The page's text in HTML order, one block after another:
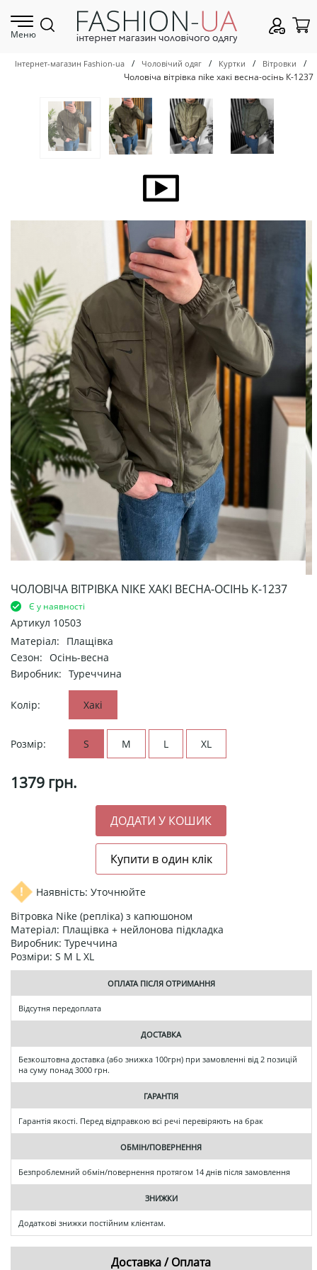
Меню
Інтернет-магазин Fashion-ua / Чоловічий одяг / Куртки / Вітровки
/
Чоловіча вітрівка nike хакі весна-осінь К-1237
ЧОЛОВІЧА ВІТРІВКА NIKE ХАКІ ВЕСНА-ОСІНЬ К-1237
Є у наявності
Артикул 10503
Матеріал:
Плащівка
Сезон: Осінь-весна
Виробник: Туреччина
Колір: Хакі
Розмір: S M L XL
1379 грн.
Наявність: Уточнюйте
Вітровка Nike (репліка) з капюшоном
Матеріал: Плащівка + нейлонова підкладка
Виробник: Туреччина
Розміри: S M L XL
ОПЛАТА ПІСЛЯ ОТРИМАННЯ
Відсутня передоплата
ДОСТАВКА
Безкоштовна доставка (або знижка 100грн) при замовленні від 2 позицій
на суму понад 3000 грн.
ГАРАНТІЯ
Гарантія якості. Перед відправкою всі речі перевіряють на брак
ОБМІН/ПОВЕРНЕННЯ
Безпроблемний обмін/повернення протягом 14 днів після замовлення
ЗНИЖКИ
Додаткові знижки постійним клієнтам.
Доставка / Оплата